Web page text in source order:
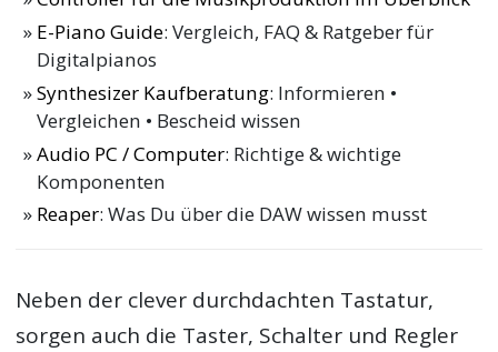
E-Piano Guide: Vergleich, FAQ & Ratgeber für
Digitalpianos
Synthesizer Kaufberatung: Informieren •
Vergleichen • Bescheid wissen
Audio PC / Computer: Richtige & wichtige
Komponenten
Reaper: Was Du über die DAW wissen musst
Neben der clever durchdachten Tastatur,
sorgen auch die Taster, Schalter und Regler